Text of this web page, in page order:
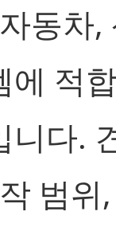
동차,
에 적
니다.
범위